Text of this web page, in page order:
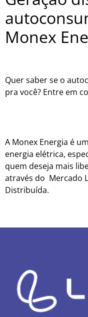
Monex
Quer saber se o
pra você? Entre em
A Monex Energia é
energia elétrica,
quem deseja mais
através do Mercado
Distribuída.